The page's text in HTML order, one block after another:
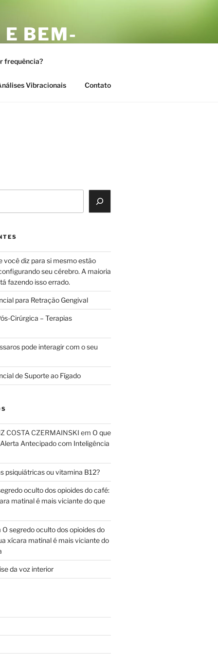
BEM-
frequência?
Vibracionais Contato
você diz para si mesmo estão
seu cérebro. A maioria
fazendo isso errado.
para Retração Gengival
Cirúrgica – Terapias
pode interagir com o seu
de Suporte ao Fígado
COSTA CZERMAINSKI em O que
Antecipado com Inteligência
psiquiátricas ou vitamina B12?
oculto dos opioides do café:
matinal é mais viciante do que
O segredo oculto dos opioides do
xícara matinal é mais viciante do
da voz interior